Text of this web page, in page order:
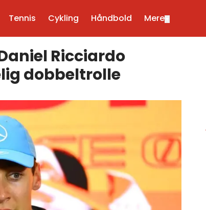
Tennis Cykling Håndbold Mere
Ricciardo
dobbeltrolle